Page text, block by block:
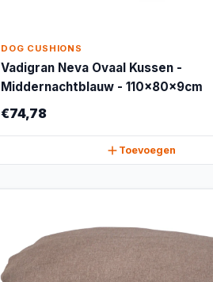
DOG CUSHIONS
Vadigran Neva Ovaal Kussen -
Middernachtblauw - 110x80x9cm
€74,78
Toevoegen